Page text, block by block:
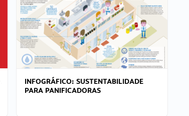
INFOGRÁFICO: SUSTENTABILIDADE
PARA PANIFICADORAS